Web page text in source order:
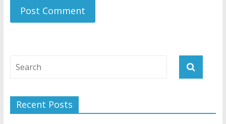
Recent Posts